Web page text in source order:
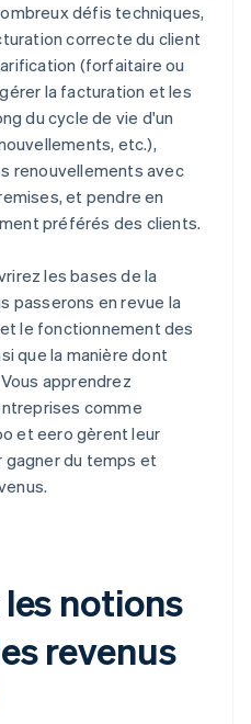
défis techniques,
correcte du client
(forfaitaire ou
la facturation et les
du cycle de vie d'un
etc.),
renouvellements avec
et pendre en
préférés des clients.
les bases de la
passerons en revue la
le fonctionnement des
que la manière dont
apprendrez
comme
et eero gèrent leur
du temps et
notions
revenus